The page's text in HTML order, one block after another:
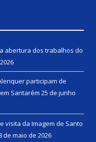
abertura dos trabalhos do
participam de
Santarém 25 de junho
visita da Imagem de Santo
de maio de 2026